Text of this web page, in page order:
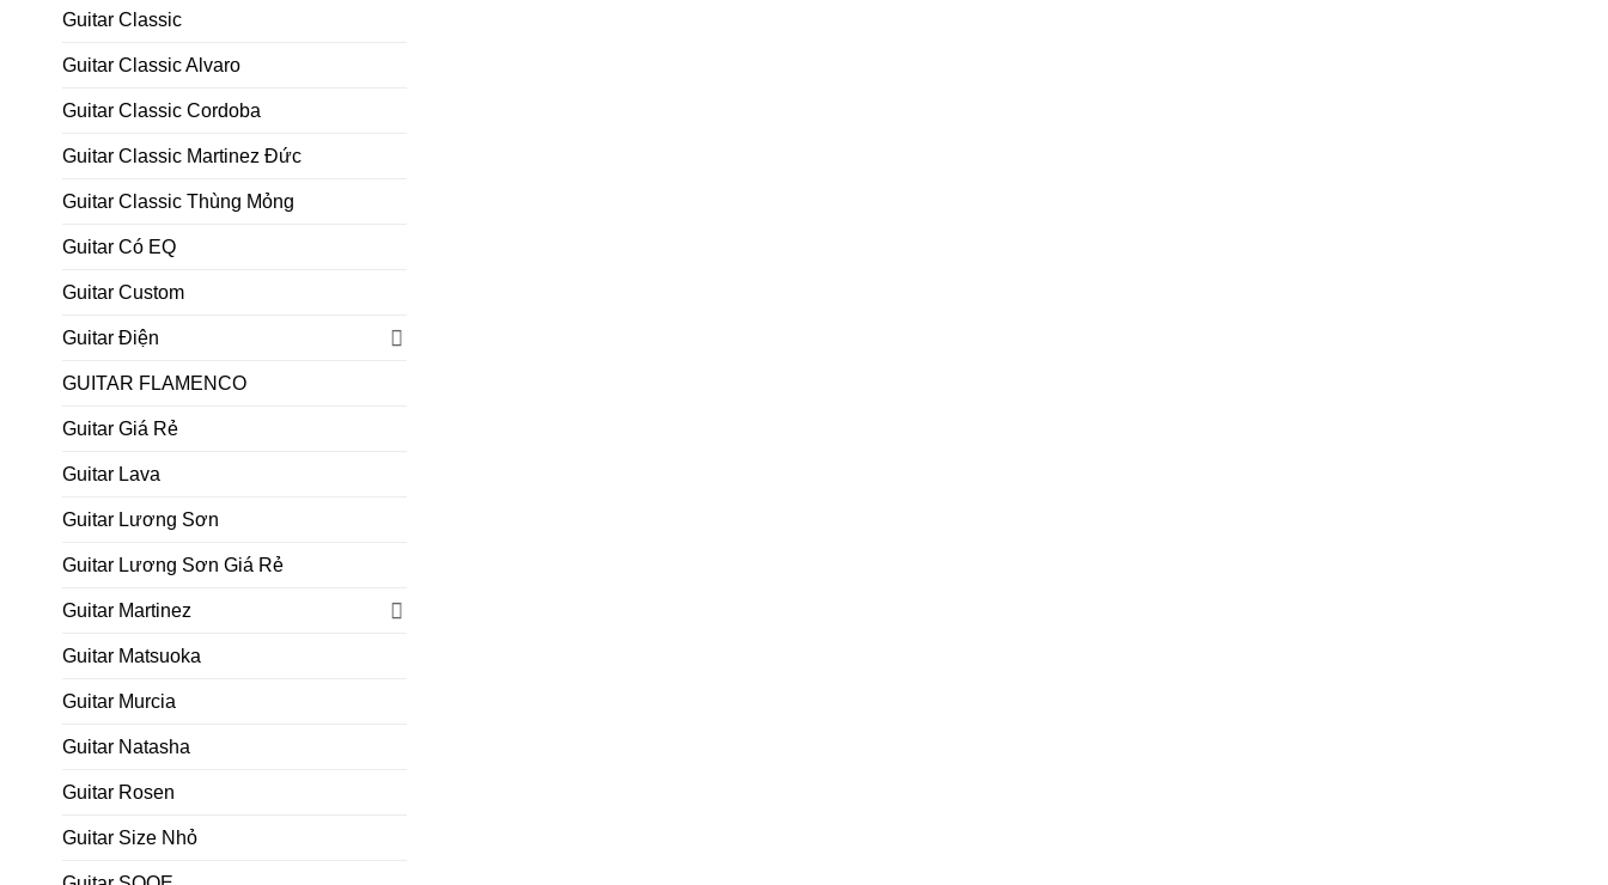
Guitar Classic
Guitar Classic Alvaro
Guitar Classic Cordoba
Guitar Classic Martinez Đức
Guitar Classic Thùng Mỏng
Guitar Có EQ
Guitar Custom
Guitar Điện
GUITAR FLAMENCO
Guitar Giá Rẻ
Guitar Lava
Guitar Lương Sơn
Guitar Lương Sơn Giá Rẻ
Guitar Martinez
Guitar Matsuoka
Guitar Murcia
Guitar Natasha
Guitar Rosen
Guitar Size Nhỏ